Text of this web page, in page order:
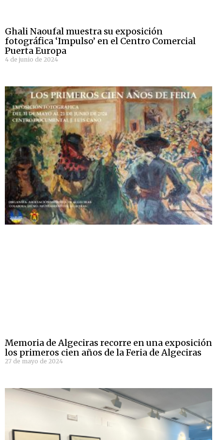
Ghali Naoufal muestra su exposición
fotográfica ‘Impulso’ en el Centro Comercial
Puerta Europa
4 de junio de 2024
Memoria de Algeciras recorre en una exposición
los primeros cien años de la Feria de Algeciras
27 de mayo de 2024